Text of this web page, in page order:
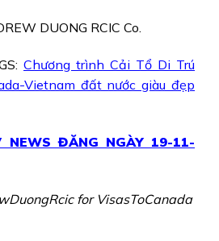
DUONG RCIC Co.
Chương trình Cải Tổ Di Trú
Vietnam đất nước giàu đẹp
NEWS ĐĂNG NGÀY 19-11-
for VisasToCanada